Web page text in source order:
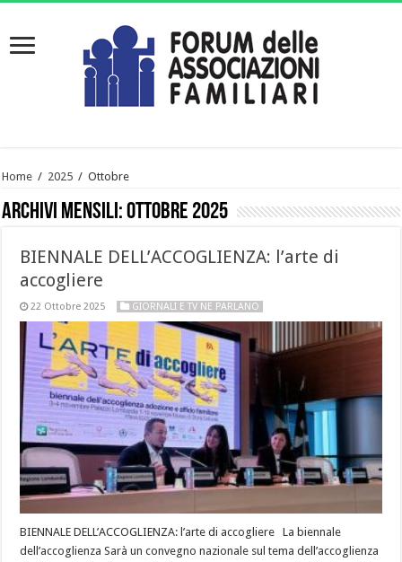
Home / 2025 / Ottobre
Archivi mensili:Ottobre 2025
BIENNALE DELL’ACCOGLIENZA: l’arte di
accogliere
22 Ottobre 2025 GIORNALI E TV NE PARLANO
BIENNALE DELL’ACCOGLIENZA: l’arte di accogliere La biennale
dell’accoglienza Sarà un convegno nazionale sul tema dell’accoglienza